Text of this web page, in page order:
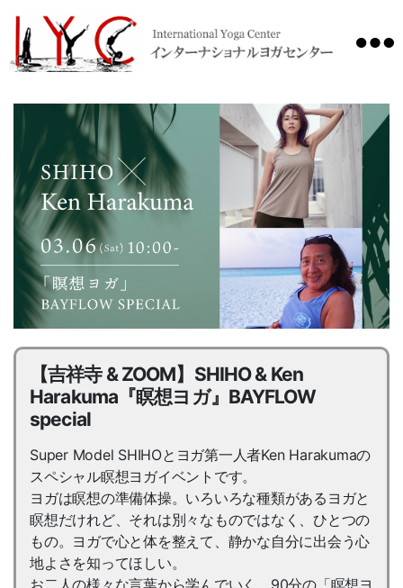
Center
【吉祥寺 & ZOOM】SHIHO & Ken
Harakuma『瞑想ヨガ』BAYFLOW
special
Super Model SHIHOとヨガ第一人者Ken Harakumaの
スペシャル瞑想ヨガイベントです。
ヨガは瞑想の準備体操。いろいろな種類があるヨガと
瞑想だけれど、それは別々なものではなく、ひとつの
もの。ヨガで心と体を整えて、静かな自分に出会う心
地よさを知ってほしい。
お二人の様々な言葉から学んでいく、90分の「瞑想ヨ